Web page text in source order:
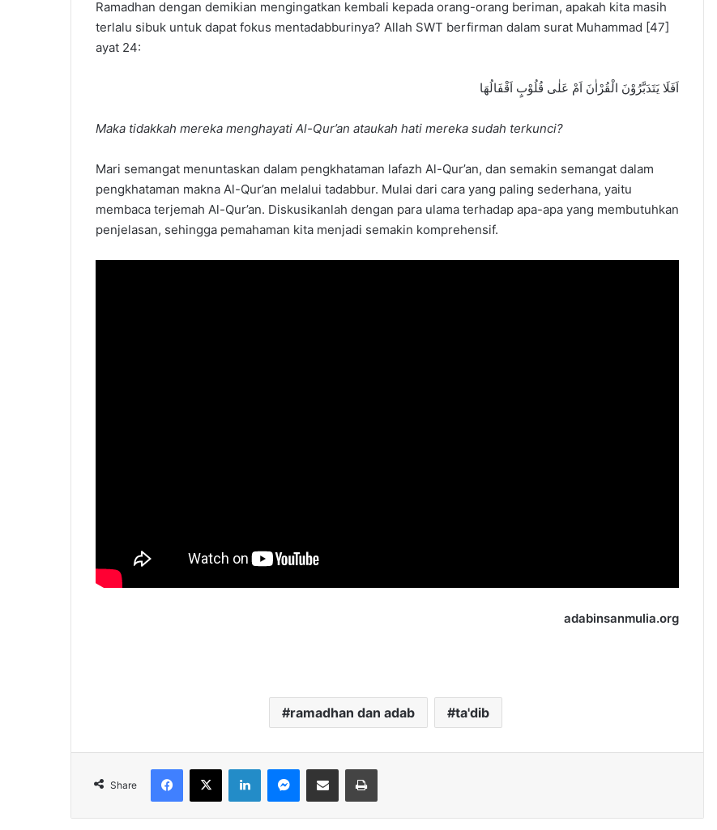
Ramadhan dengan demikian mengingatkan kembali kepada orang-orang beriman, apakah kita masih
terlalu sibuk untuk dapat fokus mentadabburinya? Allah SWT berfirman dalam surat Muhammad [47]
ayat 24:
اَفَلَا يَتَدَبَّرُوْنَ الْقُرْاٰنَ اَمْ عَلٰى قُلُوْبٍ اَقْفَالُهَا
Maka tidakkah mereka menghayati Al-Qur’an ataukah hati mereka sudah terkunci?
Mari semangat menuntaskan dalam pengkhataman lafazh Al-Qur’an, dan semakin semangat dalam
pengkhataman makna Al-Qur’an melalui tadabbur. Mulai dari cara yang paling sederhana, yaitu
membaca terjemah Al-Qur’an. Diskusikanlah dengan para ulama terhadap apa-apa yang membutuhkan
penjelasan, sehingga pemahaman kita menjadi semakin komprehensif.
adabinsanmulia.org
ramadhan dan adab ta'dib
Share
Facebook
X LinkedInMessenger
Share via Email Print